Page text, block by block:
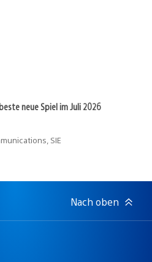
neue Spiel im Juli 2026
SIE
Nach oben